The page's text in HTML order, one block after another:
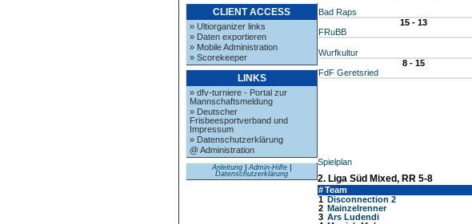
CLIENT ACCESS
» Ultiorganizer links
» Daten exportieren
» Mobile Administration
» Scorekeeper
LINKS
» dfv-turniere - Portal zur
Mannschaftsmeldung
» Deutscher
Frisbeesportverband und
Impressum
» Datenschutzerklärung
@ Administration
Anleitung| Admin-Hilfe|
Datenschutzerklärung
Bad Raps
15 - 13
FRuBB
Wurfkultur
8 - 15
FdF Geretsried
Spielplan
2. Liga Süd Mixed, RR 5-8
#Team
1 Disconnection 2
2 Mainzelrenner
3 Ars Ludendi